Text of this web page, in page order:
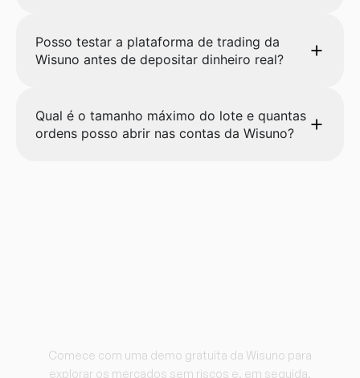
Posso testar a plataforma de trading da
Wisuno antes de depositar dinheiro real?
Qual é o tamanho máximo do lote e quantas
ordens posso abrir nas contas da Wisuno?
Comece com uma demo gratuita da Wisuno para
explorar os mercados sem riscos e, em seguida,